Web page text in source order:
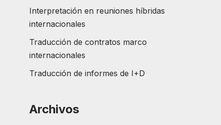
Interpretación en reuniones híbridas
internacionales
Traducción de contratos marco
internacionales
Traducción de informes de I+D
Archivos